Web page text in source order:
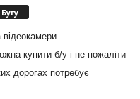
купити б/у і не пожаліти
дорогах потребує